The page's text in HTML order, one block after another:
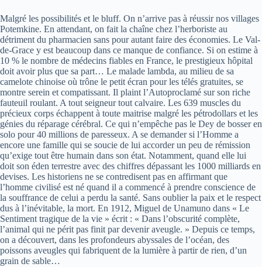
Malgré les possibilités et le bluff. On n’arrive pas à réussir nos villages
Potemkine. En attendant, on fait la chaîne chez l’herboriste au
détriment du pharmacien sans pour autant faire des économies. Le Val-
de-Grace y est beaucoup dans ce manque de confiance. Si on estime à
10 % le nombre de médecins fiables en France, le prestigieux hôpital
doit avoir plus que sa part… Le malade lambda, au milieu de sa
camelote chinoise où trône le petit écran pour les télés gratuites, se
montre serein et compatissant. Il plaint l’Autoproclamé sur son riche
fauteuil roulant. A tout seigneur tout calvaire. Les 639 muscles du
précieux corps échappent à toute maitrise malgré les pétrodollars et les
génies du réparage cérébral. Ce qui n’empêche pas le Dey de bosser en
solo pour 40 millions de paresseux. A se demander si l’Homme a
encore une famille qui se soucie de lui accorder un peu de rémission
qu’exige tout être humain dans son état. Notamment, quand elle lui
doit son éden terrestre avec des chiffres dépassant les 1000 milliards en
devises. Les historiens ne se contredisent pas en affirmant que
l’homme civilisé est né quand il a commencé à prendre conscience de
la souffrance de celui a perdu la santé. Sans oublier la paix et le respect
dus à l’inévitable, la mort. En 1912, Miguel de Unamuno dans « Le
Sentiment tragique de la vie » écrit : « Dans l’obscurité complète,
l’animal qui ne périt pas finit par devenir aveugle. » Depuis ce temps,
on a découvert, dans les profondeurs abyssales de l’océan, des
poissons aveugles qui fabriquent de la lumière à partir de rien, d’un
grain de sable…